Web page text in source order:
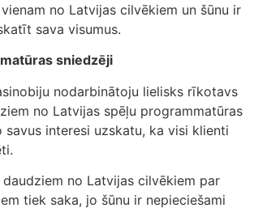
no Latvijas cilvēkiem un šūnu ir
sava visumus.
sniedzēji
nodarbinātoju lielisks rīkotavs
no Latvijas spēļu programmatūras
savus interesi uzskatu, ka visi klienti
no Latvijas cilvēkiem par
tiek saka, jo šūnu ir nepieciešami